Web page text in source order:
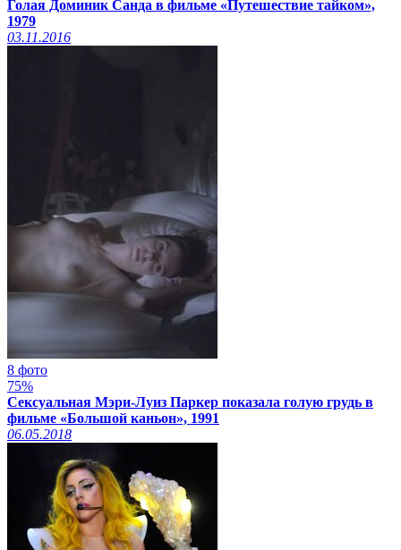
Голая Доминик Санда в фильме «Путешествие тайком»,
1979
03.11.2016
8 фото
75%
Сексуальная Мэри-Луиз Паркер показала голую грудь в
фильме «Большой каньон», 1991
06.05.2018